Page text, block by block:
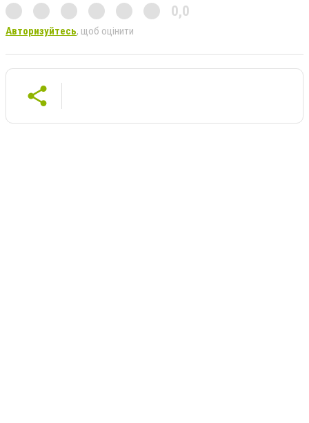
0,0
Авторизуйтесь, щоб оцінити